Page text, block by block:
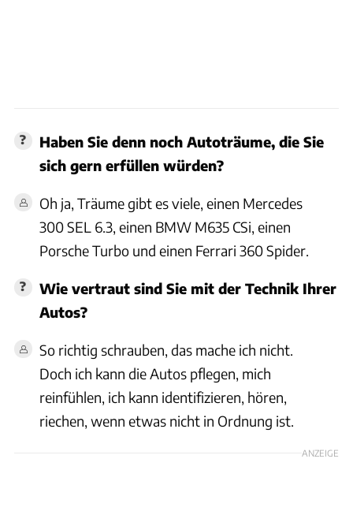
Haben Sie denn noch Autoträume, die Sie
sich gern erfüllen würden?
Oh ja, Träume gibt es viele, einen Mercedes
300 SEL 6.3, einen BMW M635 CSi, einen
Porsche Turbo und einen Ferrari 360 Spider.
Wie vertraut sind Sie mit der Technik Ihrer
Autos?
So richtig schrauben, das mache ich nicht.
Doch ich kann die Autos pflegen, mich
reinfühlen, ich kann identifizieren, hören,
riechen, wenn etwas nicht in Ordnung ist.
ANZEIGE